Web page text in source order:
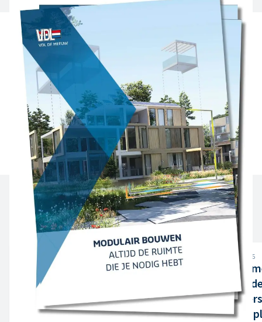
Terug naar overzicht
Laatste
Nieuws Meer nieuws
VDL De Meeuw
Maandag, 29 juni, 2026
Tijdelijk wonen moet uit de
noodhoek
VDL De Meeuw
Dinsdag, 16 juni, 2026
Hergebruik
controle,
vakkundige